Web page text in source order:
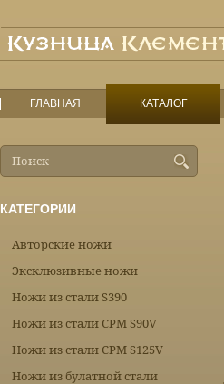
ГЛАВНАЯ КАТАЛОГ
КАТЕГОРИИ
Авторские ножи
Эксклюзивные ножи
Ножи из стали S390
Ножи из стали CPM S90V
Ножи из стали CPM S125V
Ножи из булатной стали